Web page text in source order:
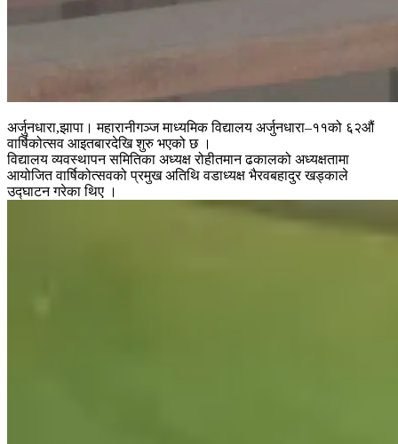
अर्जुनधारा,झापा। महारानीगञ्ज माध्यमिक विद्यालय अर्जुनधारा–११को ६२औं
वार्षिकोत्सव आइतबारदेखि शुरु भएको छ ।
विद्यालय व्यवस्थापन समितिका अध्यक्ष रोहीतमान ढकालको अध्यक्षतामा
आयोजित वार्षिकोत्सवको प्रमुख अतिथि वडाध्यक्ष भैरवबहादुर खड्काले
उद्घाटन गरेका थिए ।